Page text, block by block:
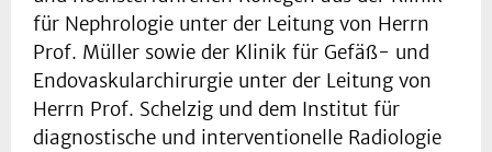
für Nephrologie unter der Leitung von Herrn
Prof. Müller sowie der Klinik für Gefäß- und
Endovaskularchirurgie unter der Leitung von
Herrn Prof. Schelzig und dem Institut für
diagnostische und interventionelle Radiologie